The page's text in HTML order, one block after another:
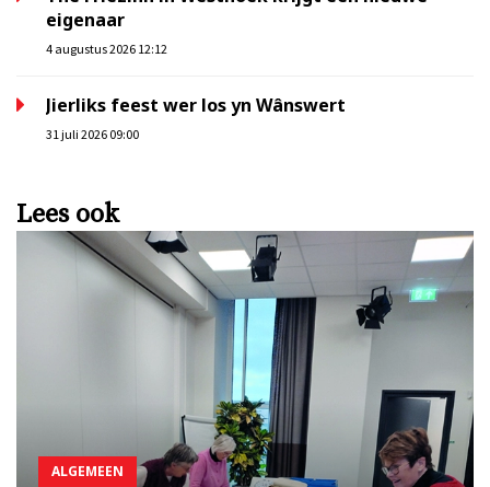
eigenaar
4 augustus 2026 12:12
Jierliks feest wer los yn Wânswert
31 juli 2026 09:00
Lees ook
ALGEMEEN